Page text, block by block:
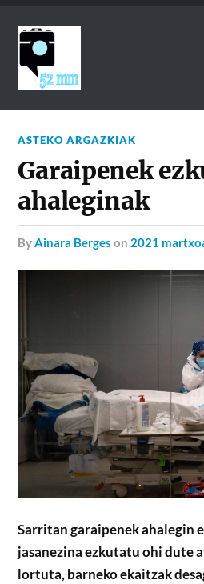
ASTEKO ARGAZKIAK
Garaipenek
ahaleginak
byAinara Berges on 2021
Sarritan garaipenek ahalegin
jasanezina ezkutatu ohi dute
lortuta, barneko ekaitzak